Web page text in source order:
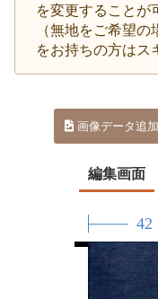
を変更することが
（無地をご希望
をお持ちの方はス
画像データ追加
編集画面